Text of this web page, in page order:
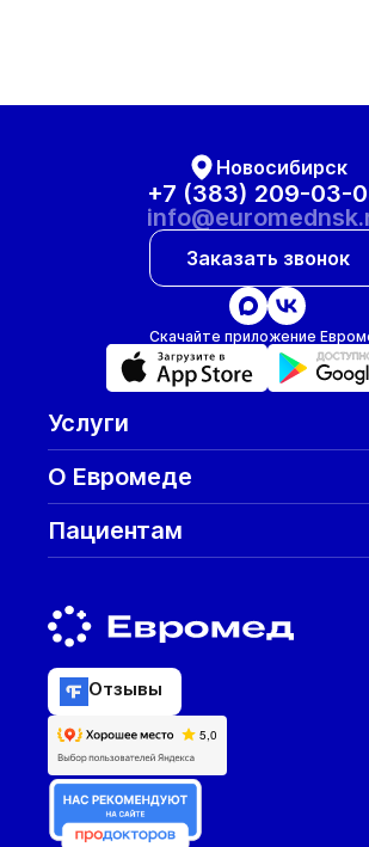
Новосибирск
+7 (383) 209-03-
Заказать звонок
Скачайте приложение
Услуги
О Евромеде
Пациентам
Отзывы